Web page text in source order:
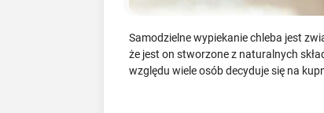
Samodzielne wypiekanie chleba jest
że jest on stworzone z naturalnych
względu wiele osób decyduje się na